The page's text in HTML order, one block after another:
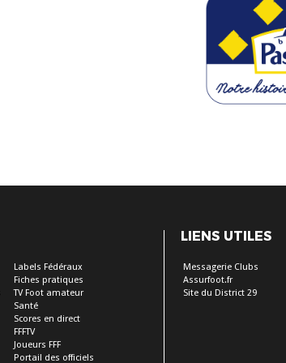
Labels Fédéraux
Fiches pratiques
TV Foot amateur
Santé
Scores en direct
FFFTV
Joueurs FFF
Portail des officiels
LIENS UTILES
Messagerie Clubs
Assurfoot.fr
Site du District 29